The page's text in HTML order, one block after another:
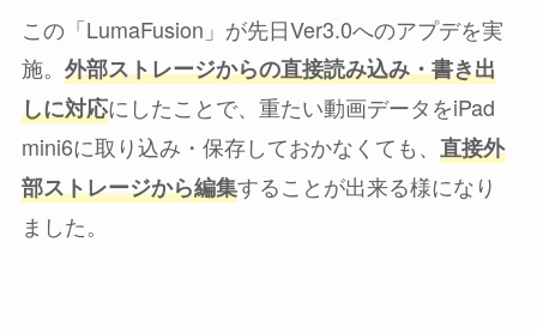
この「LumaFusion」が先日Ver3.0へのアプデを実
施。 外部ストレージからの直接読み込み・書き出
しに対応にしたことで、重たい動画データをiPad
mini6に取り込み・保存しておかなくても、 直接外
部ストレージから編集することが出来る様になり
ました。